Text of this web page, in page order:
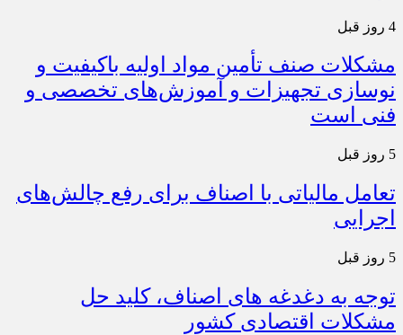
4 روز قبل
مشکلات صنف تأمین مواد اولیه باکیفیت و
نوسازی تجهیزات و آموزش‌های تخصصی و
فنی است
5 روز قبل
تعامل مالیاتی با اصناف برای رفع چالش‌های
اجرایی
5 روز قبل
توجه به دغدغه های اصناف، کلید حل
مشکلات اقتصادی کشور